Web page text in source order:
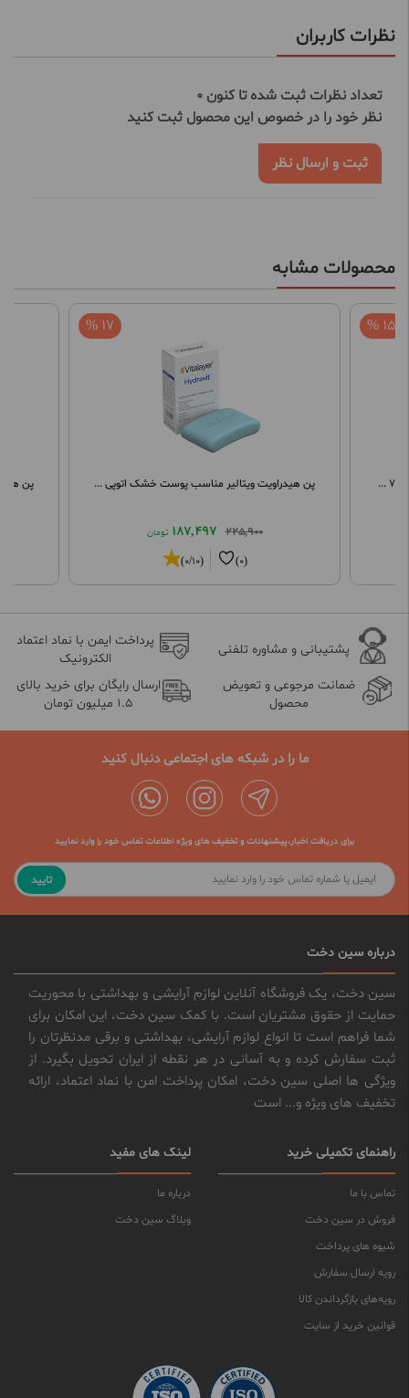
نظرات کاربران
تعداد نظرات ثبت شده تا کنون 0
نظر خود را در خصوص این محصول ثبت کنید
ثبت و ارسال نظر
محصولات مشابه
پن پن هیدراویت ویتالیر مناسب پوست خشک اتوپی ...
225,900
187,497 تومان
17 %
(0)
(0/10)
15 %
پشتیبانی و مشاوره تلفنی
پرداخت ایمن با نماد اعتماد
الکترونیک
ضمانت مرجوعی و تعویض
محصول
ارسال رایگان برای خرید بالای
1.5 میلیون تومان
ما را در شبکه های اجتماعی دنبال کنید
برای دریافت اخبار،پیشنهادات و تخفیف های ویژه اطلاعات تماس خود را وارد نمایید
تایید
درباره سین دخت
سین دخت، یک فروشگاه آنلاین لوازم آرایشی و بهداشتی با محوریت
حمایت از حقوق مشتریان است. با کمک سین دخت، این امکان برای
شما فراهم است تا انواع لوازم آرایشی، بهداشتی و برقی مدنظرتان را
ثبت سفارش کرده و به آسانی در هر نقطه از ایران تحویل بگیرد. از
ویژگی ها اصلی سین دخت، امکان پرداخت امن با نماد اعتماد، ارائه
تخفیف های ویژه و... است
راهنمای تکمیلی خرید
تماس با ما
فروش در سین دخت
شیوه های پرداخت
رویه ارسال سفارش
رویه‌های بازگرداندن کالا
قوانین خرید از سایت
لینک های مفید
درباره ما
وبلاگ سین دخت